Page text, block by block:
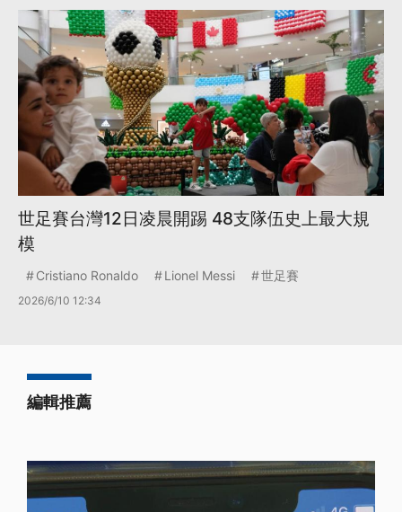
世足賽台灣12日凌晨開踢 48支隊伍史上最大規
模
Cristiano Ronaldo Lionel Messi 世足賽
2026/6/10 12:34
編輯推薦